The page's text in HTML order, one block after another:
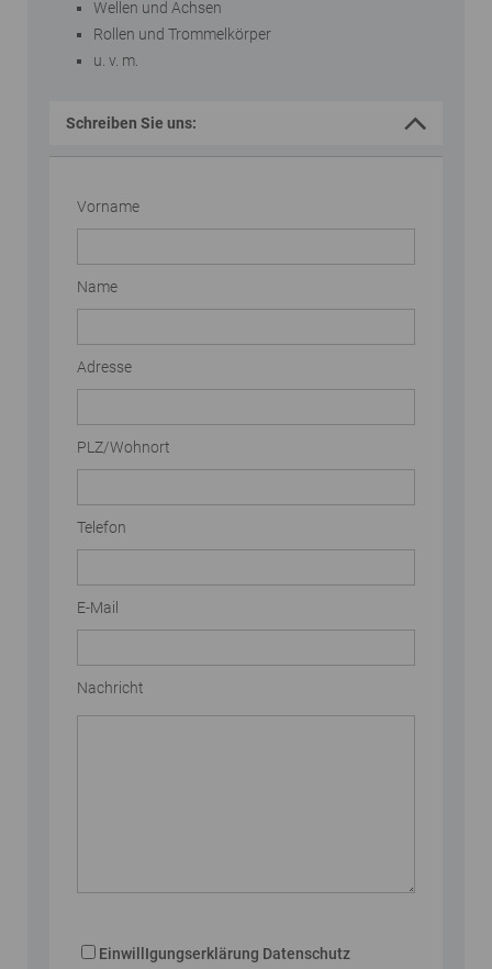
Wellen und Achsen
Rollen und Trommelkörper
u. v. m.
Schreiben Sie uns:
Vorname
Name
Adresse
PLZ/Wohnort
Telefon
E-Mail
Nachricht
EinwillIgungserklärung Datenschutz